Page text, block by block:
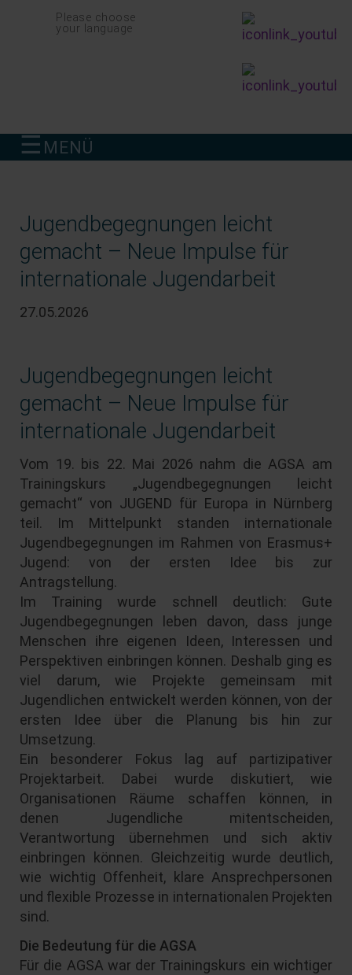
Navigation
überspringenPlease choose
your language
☰ MENÜ
Jugendbegegnungen leicht
gemacht – Neue Impulse für
internationale Jugendarbeit
27.05.2026
Jugendbegegnungen leicht
gemacht – Neue Impulse für
internationale Jugendarbeit
Vom 19. bis 22. Mai 2026 nahm die AGSA am
Trainingskurs „Jugendbegegnungen leicht
gemacht“ von JUGEND für Europa in Nürnberg
teil. Im Mittelpunkt standen internationale
Jugendbegegnungen im Rahmen von Erasmus+
Jugend: von der ersten Idee bis zur
Antragstellung.
Im Training wurde schnell deutlich: Gute
Jugendbegegnungen leben davon, dass junge
Menschen ihre eigenen Ideen, Interessen und
Perspektiven einbringen können. Deshalb ging es
viel darum, wie Projekte gemeinsam mit
Jugendlichen entwickelt werden können, von der
ersten Idee über die Planung bis hin zur
Umsetzung.
Ein besonderer Fokus lag auf partizipativer
Projektarbeit. Dabei wurde diskutiert, wie
Organisationen Räume schaffen können, in
denen Jugendliche mitentscheiden,
Verantwortung übernehmen und sich aktiv
einbringen können. Gleichzeitig wurde deutlich,
wie wichtig Offenheit, klare Ansprechpersonen
und flexible Prozesse in internationalen Projekten
sind.
Die Bedeutung für die AGSA
Für die AGSA war der Trainingskurs ein wichtiger